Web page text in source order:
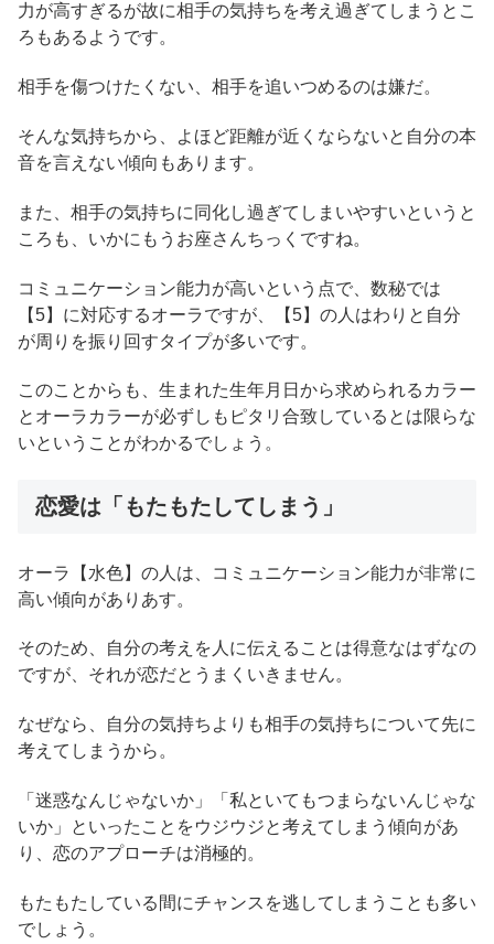
力が高すぎるが故に相手の気持ちを考え過ぎてしまうとこ
ろもあるようです。
相手を傷つけたくない、相手を追いつめるのは嫌だ。
そんな気持ちから、よほど距離が近くならないと自分の本
音を言えない傾向もあります。
また、相手の気持ちに同化し過ぎてしまいやすいというと
ころも、いかにもうお座さんちっくですね。
コミュニケーション能力が高いという点で、数秘では
【5】に対応するオーラですが、【5】の人はわりと自分
が周りを振り回すタイプが多いです。
このことからも、生まれた生年月日から求められるカラー
とオーラカラーが必ずしもピタリ合致しているとは限らな
いということがわかるでしょう。
恋愛は「もたもたしてしまう」
オーラ【水色】の人は、コミュニケーション能力が非常に
高い傾向がありあす。
そのため、自分の考えを人に伝えることは得意なはずなの
ですが、それが恋だとうまくいきません。
なぜなら、自分の気持ちよりも相手の気持ちについて先に
考えてしまうから。
「迷惑なんじゃないか」「私といてもつまらないんじゃな
いか」といったことをウジウジと考えてしまう傾向があ
り、恋のアプローチは消極的。
もたもたしている間にチャンスを逃してしまうことも多い
でしょう。